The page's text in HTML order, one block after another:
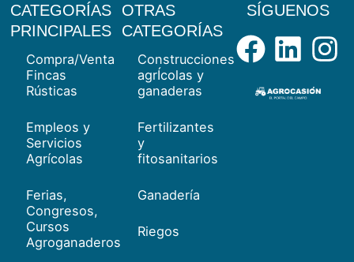
CATEGORÍAS
PRINCIPALES
Compra/Venta
Fincas
Rústicas
Empleos y
Servicios
Agrícolas
Ferias,
Congresos,
Cursos
Agroganaderos
OTRAS
CATEGORÍAS
Construcciones
agrÍcolas y
ganaderas
Fertilizantes
y
fitosanitarios
Ganadería
Riegos
SÍGUENOS